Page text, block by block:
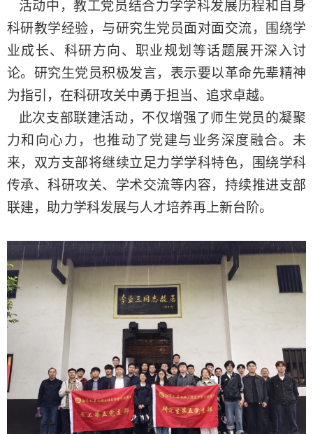
活动中，教工党员结合力学学科发展历程和自身
科研教学经验，与研究生党员面对面交流，围绕学
业成长、科研方向、职业规划等话题展开深入讨
论。研究生党员积极发言，表示要以革命先辈精神
为指引，在科研攻关中勇于担当、追求卓越。
此次支部联建活动，不仅增强了师生党员的凝聚
力和向心力，也推动了党建与业务深度融合。未
来，双方支部将继续立足力学学科特色，围绕学科
传承、科研攻关、学术交流等内容，持续推进支部
联建，助力学科发展与人才培养再上新台阶。